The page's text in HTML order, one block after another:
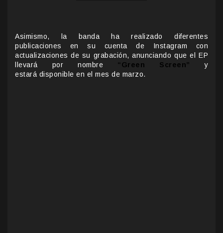
Asimismo, la banda ha realizado diferentes
publicaciones en su cuenta de Instagram con
actualizaciones de su grabación, anunciando que el EP
llevará por nombre “Green Screen” y
estará disponible en el mes de marzo.